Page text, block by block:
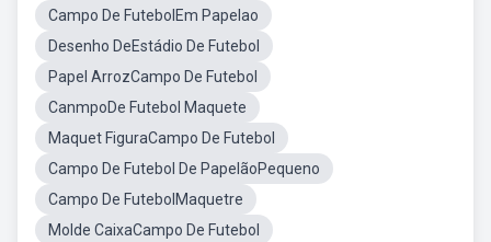
Campo De FutebolEm Papelao
Desenho DeEstádio De Futebol
Papel ArrozCampo De Futebol
CanmpoDe Futebol Maquete
Maquet FiguraCampo De Futebol
Campo De Futebol De PapelãoPequeno
Campo De FutebolMaquetre
Molde CaixaCampo De Futebol